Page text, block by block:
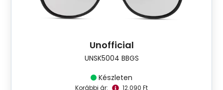
Unofficial
UNSK5004 BBGS
Készleten
Korábbi ár: 12.090 Ft